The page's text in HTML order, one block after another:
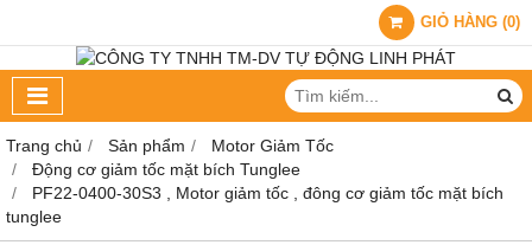
GIỎ HÀNG (0)
Trang chủ Sản phẩm
Motor Giảm Tốc
Động cơ giảm tốc mặt bích Tunglee
PF22-0400-30S3 , Motor giảm tốc , đông cơ giảm tốc mặt bích
tunglee